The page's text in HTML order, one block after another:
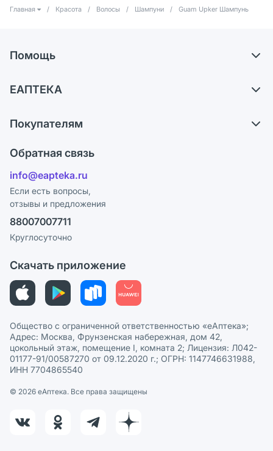
Главная / Красота / Волосы / Шампуни / Guam Upker Шампунь
Помощь
Самовывоз из аптек
Ответы на вопросы
Блог
ЕАПТЕКА
Карьера
Поставщики
Лицензия
Реклама на сайте
Ваши товары на ЕАПТЕКЕ
Покупателям
Программа СберСпасибо
Политика конфиденциальности
Пользовательское соглашение
Политика рекомендаций
Этика и соответствие
Политика в отношении обработки персональных данных
Обратная связь
info@eapteka.ru
Если есть вопросы,
отзывы и предложения
88007007711
Круглосуточно
Скачать приложение
Общество с ограниченной ответственностью «еАптека»;
Адрес: Москва, Фрунзенская набережная, дом 42,
цокольный этаж, помещение I, комната 2; Лицензия: Л042-
01177-91/00587270 от 09.12.2020 г.; ОГРН: 1147746631988,
ИНН 7704865540
© 2026 eАптека. Все права защищены